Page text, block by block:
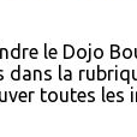
le Dojo
dans la
toutes les